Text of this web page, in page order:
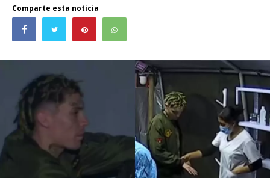
Comparte esta noticia